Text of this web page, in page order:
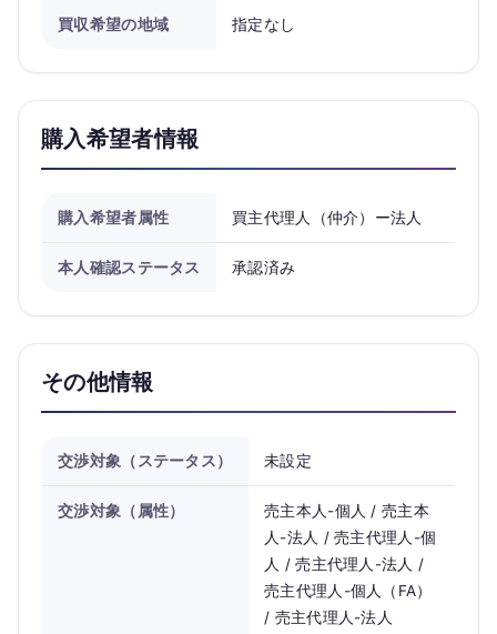
買収希望の地域 指定なし
購入希望者情報
購入希望者属性 買主代理人（仲介）ー法人
本人確認ステータス 承認済み
その他情報
交渉対象（ステータス） 未設定
交渉対象（属性）
売主本人-個人 / 売主本
人-法人 / 売主代理人-個
人 / 売主代理人-法人 /
売主代理人-個人（FA）
/ 売主代理人-法人